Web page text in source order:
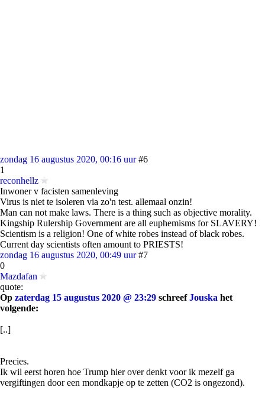
zondag 16 augustus 2020, 00:16 uur #6
1
reconhellz
Inwoner v facisten samenleving
Virus is niet te isoleren via zo'n test. allemaal onzin!
Man can not make laws. There is a thing such as objective morality.
Kingship Rulership Government are all euphemisms for SLAVERY!
Scientism is a religion! One of white robes instead of black robes.
Current day scientists often amount to PRIESTS!
zondag 16 augustus 2020, 00:49 uur #7
0
Mazdafan
quote:
Op zaterdag 15 augustus 2020 @ 23:29 schreefJouska het
volgende:
[..]
Precies.
Ik wil eerst horen hoe Trump hier over denkt voor ik mezelf ga
vergiftingen door een mondkapje op te zetten (CO2 is ongezond).